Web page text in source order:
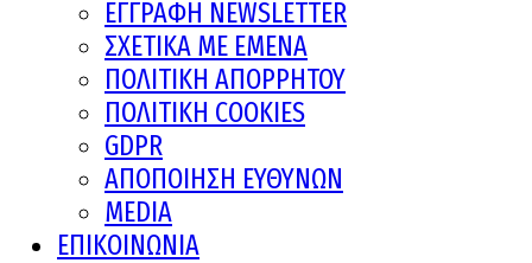
ΕΓΓΡΑΦΗ NEWSLETTER
ΣΧΕΤΙΚΑ ΜΕ ΕΜΕΝΑ
ΠΟΛΙΤΙΚΗ ΑΠΟΡΡΗΤΟΥ
ΠΟΛΙΤΙΚΗ COOKIES
GDPR
ΑΠΟΠΟΙΗΣΗ ΕΥΘΥΝΩΝ
MEDIA
ΕΠΙΚΟΙΝΩΝΙΑ